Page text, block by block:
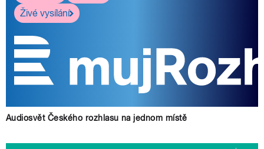
Živé vysílání
Audiosvět Českého rozhlasu na jednom místě